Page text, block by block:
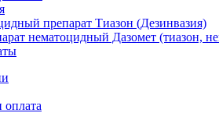
препарат Тиазон (Дезинвазия)
нематоцидный Дазомет (тиазон,
оплата